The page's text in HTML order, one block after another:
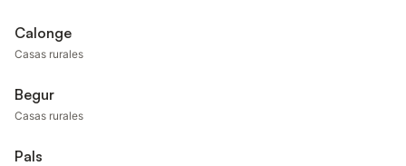
Calonge
Casas rurales
Begur
Casas rurales
Pals